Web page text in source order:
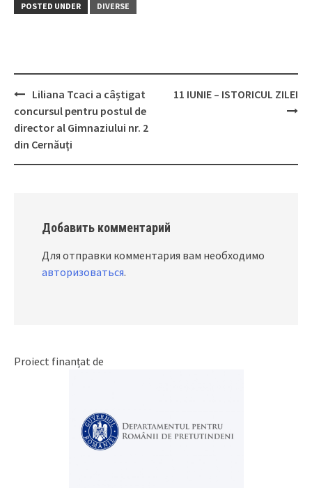
POSTED UNDER DIVERSE
Post
navigation
Liliana Tcaci a câștigat
concursul pentru postul de
director al Gimnaziului nr. 2
din Cernăuți
11 IUNIE – ISTORICUL ZILEI
Добавить комментарий
Для отправки комментария вам необходимо
авторизоваться.
Proiect finanțat de